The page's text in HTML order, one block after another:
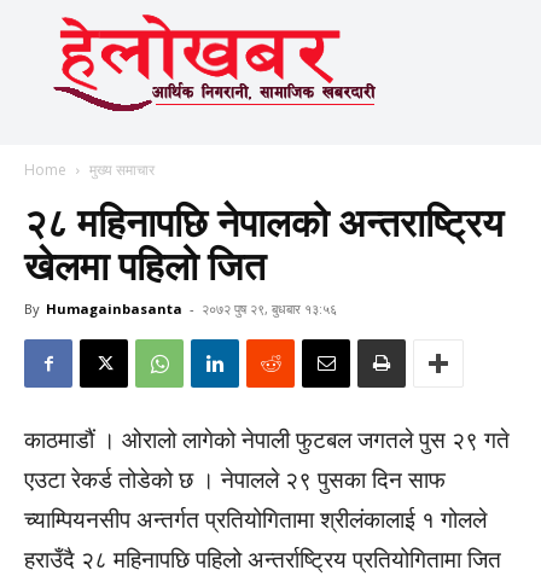
Home मुख्य समाचार
२८ महिनापछि नेपालको अन्तराष्ट्रिय
खेलमा पहिलो जित
By Humagainbasanta - २०७२ पुष २९, बुधबार १३:५६
काठमाडौं । ओरालो लागेको नेपाली फुटबल जगतले पुस २९ गते
एउटा रेकर्ड तोडेको छ । नेपालले २९ पुसका दिन साफ
च्याम्पियनसीप अन्तर्गत प्रतियोगितामा श्रीलंकालाई १ गोलले
हराउँदै २८ महिनापछि पहिलो अन्तर्राष्ट्रिय प्रतियोगितामा जित